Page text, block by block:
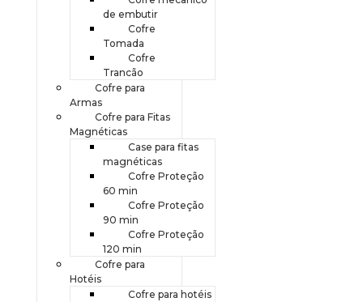
de embutir
Cofre
Tomada
Cofre
Trancão
Cofre para
Armas
Cofre para Fitas
Magnéticas
Case para fitas
magnéticas
Cofre Proteção
60 min
Cofre Proteção
90 min
Cofre Proteção
120 min
Cofre para
Hotéis
Cofre para hotéis